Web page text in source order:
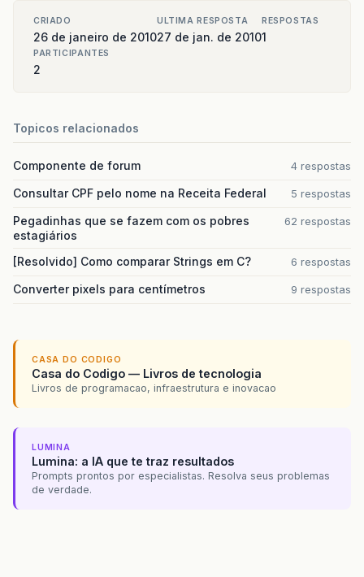
CRIADO
26 de janeiro de 2010
ULTIMA RESPOSTA
27 de jan. de 2010
RESPOSTAS
1
PARTICIPANTES
2
Topicos relacionados
Componente de forum 4 respostas
Consultar CPF pelo nome na Receita Federal 5 respostas
Pegadinhas que se fazem com os pobres
estagiários
62 respostas
[Resolvido] Como comparar Strings em C? 6 respostas
Converter pixels para centímetros 9 respostas
CASA DO CODIGO
Casa do Codigo — Livros de tecnologia
Livros de programacao, infraestrutura e inovacao
LUMINA
Lumina: a IA que te traz resultados
Prompts prontos por especialistas. Resolva seus problemas
de verdade.